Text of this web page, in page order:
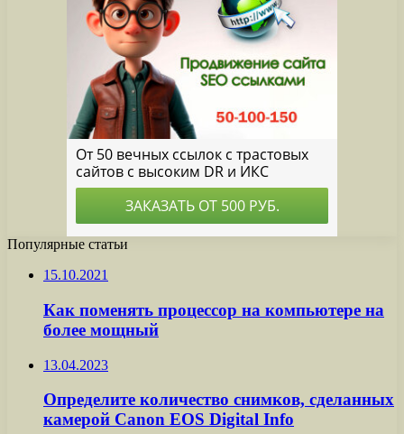
Популярные статьи
15.10.2021
Как поменять процессор на компьютере на
более мощный
13.04.2023
Определите количество снимков, сделанных
камерой Canon EOS Digital Info